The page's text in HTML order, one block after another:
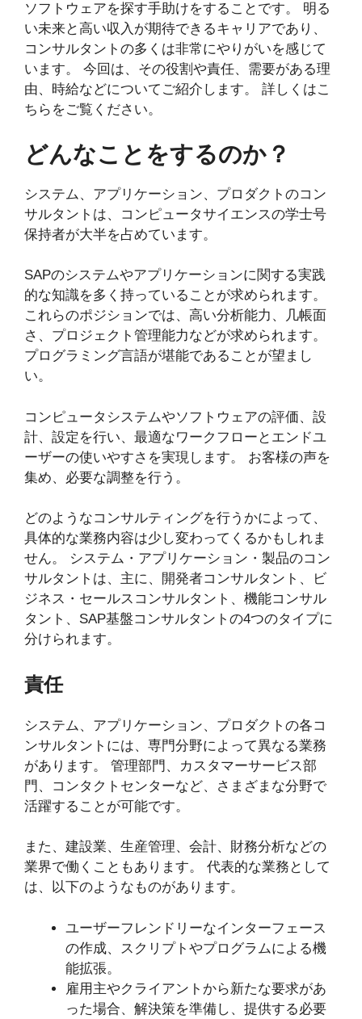
ソフトウェアを探す手助けをすることです。 明る
い未来と高い収入が期待できるキャリアであり、
コンサルタントの多くは非常にやりがいを感じて
います。 今回は、その役割や責任、需要がある理
由、時給などについてご紹介します。 詳しくはこ
ちらをご覧ください。
どんなことをするのか？
システム、アプリケーション、プロダクトのコン
サルタントは、コンピュータサイエンスの学士号
保持者が大半を占めています。
SAPのシステムやアプリケーションに関する実践
的な知識を多く持っていることが求められます。
これらのポジションでは、高い分析能力、几帳面
さ、プロジェクト管理能力などが求められます。
プログラミング言語が堪能であることが望まし
い。
コンピュータシステムやソフトウェアの評価、設
計、設定を行い、最適なワークフローとエンドユ
ーザーの使いやすさを実現します。 お客様の声を
集め、必要な調整を行う。
どのようなコンサルティングを行うかによって、
具体的な業務内容は少し変わってくるかもしれま
せん。 システム・アプリケーション・製品のコン
サルタントは、主に、開発者コンサルタント、ビ
ジネス・セールスコンサルタント、機能コンサル
タント、SAP基盤コンサルタントの4つのタイプに
分けられます。
責任
システム、アプリケーション、プロダクトの各コ
ンサルタントには、専門分野によって異なる業務
があります。 管理部門、カスタマーサービス部
門、コンタクトセンターなど、さまざまな分野で
活躍することが可能です。
また、建設業、生産管理、会計、財務分析などの
業界で働くこともあります。 代表的な業務として
は、以下のようなものがあります。
ユーザーフレンドリーなインターフェース
の作成、スクリプトやプログラムによる機
能拡張。
雇用主やクライアントから新たな要求があ
った場合、解決策を準備し、提供する必要